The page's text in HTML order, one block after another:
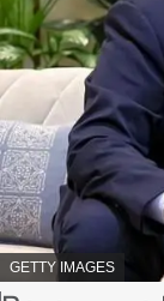
АВТОР ФОТО,
GETTY IMAGES